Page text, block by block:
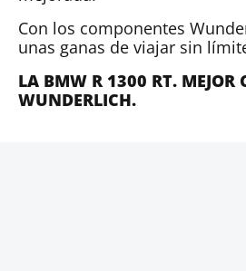
Con los componentes
unas ganas de viajar sin
LA BMW R 1300 RT. MEJOR
WUNDERLICH.